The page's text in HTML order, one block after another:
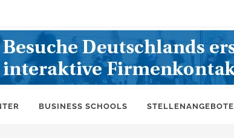
BUSINESS SCHOOLS STELLENANGEBOTE